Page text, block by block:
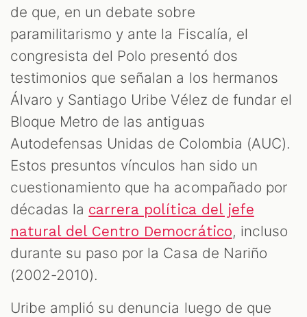
de que, en un debate sobre
paramilitarismo y ante la Fiscalía, el
congresista del Polo presentó dos
testimonios que señalan a los hermanos
Álvaro y Santiago Uribe Vélez de fundar el
Bloque Metro de las antiguas
Autodefensas Unidas de Colombia (AUC).
Estos presuntos vínculos han sido un
cuestionamiento que ha acompañado por
décadas la carrera política del jefe
natural del Centro Democrático, incluso
durante su paso por la Casa de Nariño
(2002-2010).
Uribe amplió su denuncia luego de que